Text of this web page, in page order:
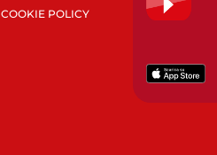
COOKIE POLICY